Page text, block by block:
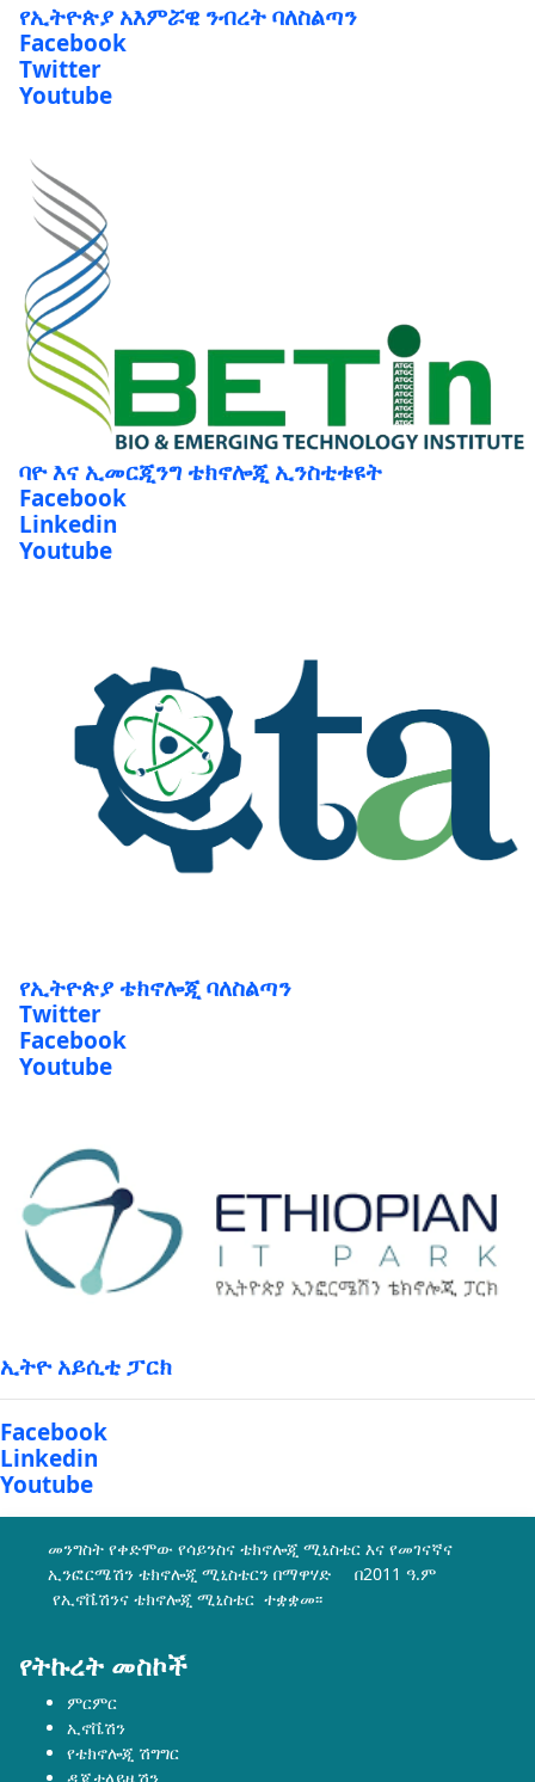
የኢትዮጵያ አእምሯዊ ንብረት ባለስልጣን
Facebook
Twitter
Youtube
ባዮ እና ኢመርጂንግ ቴክኖሎጂ ኢንስቲቱዩት
Facebook
Linkedin
Youtube
የኢትዮጵያ ቴክኖሎጂ ባለስልጣን
Twitter
Facebook
Youtube
ኢትዮ አይሲቲ ፓርክ
Facebook
Linkedin
Youtube
መንግስት የቀድሞው የሳይንስና ቴክኖሎጂ ሚኒስቴር እና የመገናኛና
ኢንፎርሜሽን ቴክኖሎጂ ሚኒስቴርን በማዋሃድ በ2011 ዓ.ም
የኢኖቬሽንና ቴክኖሎጂ ሚኒስቴር ተቋቋመ፡፡
የትኩረት መስኮች
ምርምር
ኢኖቬሽን
የቴክኖሎጂ ሽግግር